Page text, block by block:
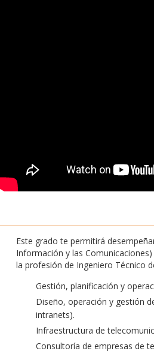
Este grado te permitirá
Información y las
la profesión de Ingeniero Técnico
Gestión, planificación y
Diseño, operación y gestión
intranets).
Infraestructura de
Consultoría de empresas de